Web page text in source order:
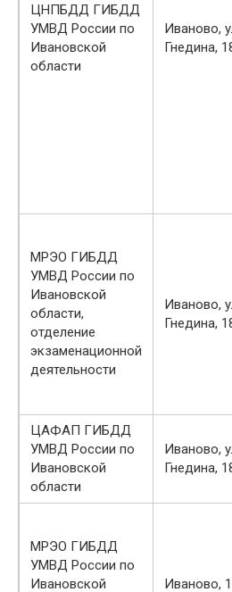
ЦНПБДД ГИБДД
УМВД России по
Ивановской
области
Иваново,
Гнедина,
МРЭО ГИБДД
УМВД России по
Ивановской
области,
отделение
экзаменационной
деятельности
Иваново,
Гнедина,
ЦАФАП ГИБДД
УМВД России по
Ивановской
области
Иваново,
Гнедина,
МРЭО ГИБДД
УМВД России по
Ивановской
Иваново,